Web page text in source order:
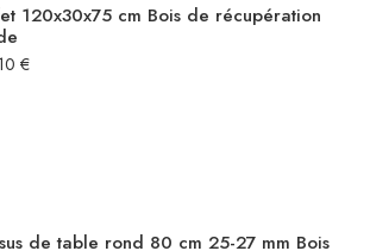
120x30x75 cm Bois de récupération
€
de table rond 80 cm 25-27 mm Bois